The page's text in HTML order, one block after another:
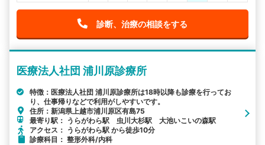
診断、治療の相談をする
医療法人社団 浦川原診療所
特徴：医療法人社団 浦川原診療所は18時以降も診療を行ってお
り、仕事帰りなどで利用がしやすいです。
住所：新潟県上越市浦川原区有島75
最寄り駅： うらがわら駅 虫川大杉駅 大池いこいの森駅
アクセス： うらがわら駅 から徒歩10分
診療科目： 整形外科/内科